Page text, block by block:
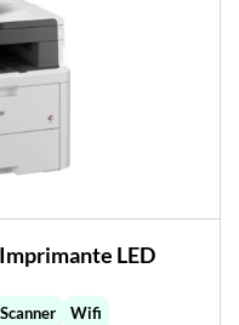
LED
Scanner Wifi